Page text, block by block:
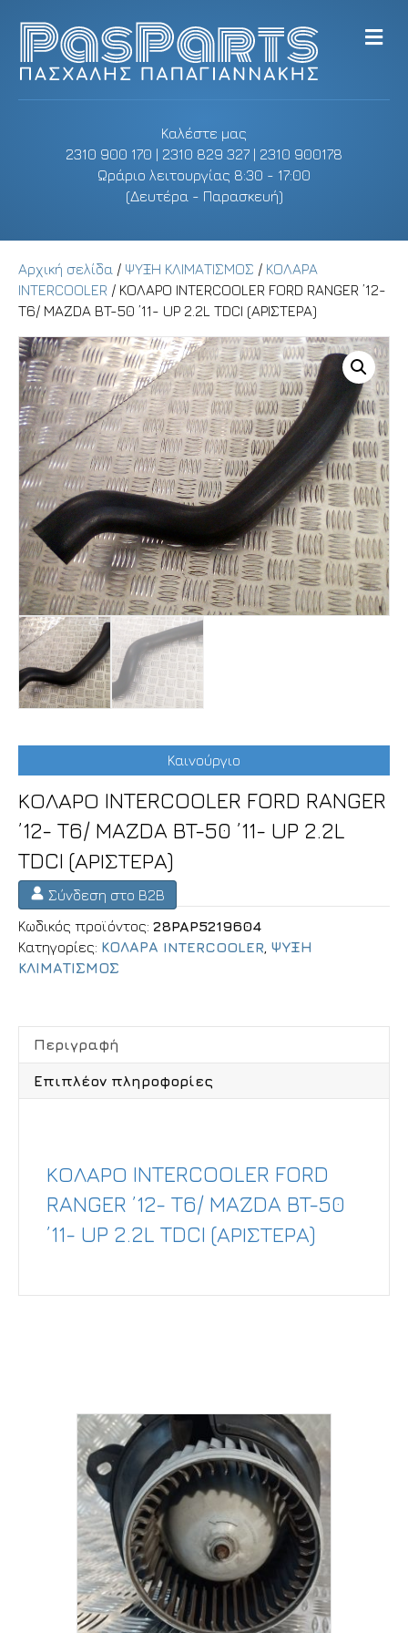
Καλέστε μας
2310 900 170 | 2310 829 327 | 2310 900178
Ωράριο λειτουργίας 8:30 - 17:00
(Δευτέρα - Παρασκευή)
M
e
Αρχική σελίδα / ΨΥΞΗ ΚΛΙΜΑΤΙΣΜΟΣ / ΚΟΛΑΡΑ
INTERCOOLER / ΚΟΛΑΡΟ INTERCOOLER FORD RANGER ’12-
T6/ MAZDA BT-50 ’11- UP 2.2L TDCI (ΑΡΙΣΤΕΡΑ)
Καινούργιο
ΚΟΛΑΡΟ INTERCOOLER FORD RANGER
’12- T6/ MAZDA BT-50 ’11- UP 2.2L
TDCI (ΑΡΙΣΤΕΡΑ)
Σύνδεση στο B2B
Κωδικός προϊόντος: 28PAP5219604
Κατηγορίες: ΚΟΛΑΡΑ INTERCOOLER ΨΥΞΗ
ΚΛΙΜΑΤΙΣΜΟΣ
Περιγραφή
Επιπλέον πληροφορίες
ΚΟΛΑΡΟ INTERCOOLER FORD
RANGER ’12- T6/ MAZDA BT-50
’11- UP 2.2L TDCI (ΑΡΙΣΤΕΡΑ)